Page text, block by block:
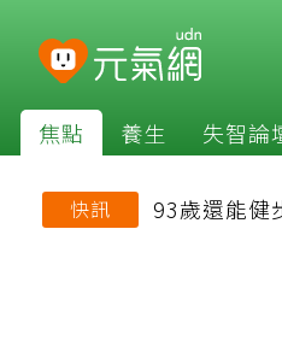
焦點 養生 失智論
快訊 93歲還能健